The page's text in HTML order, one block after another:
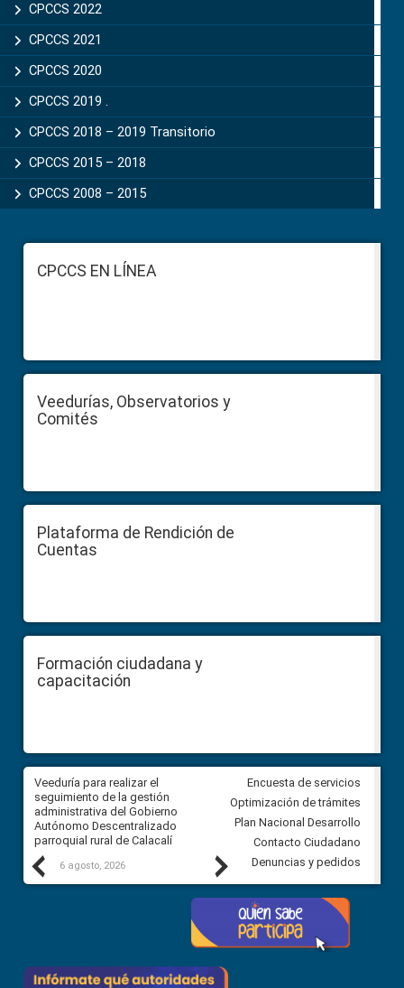
CPCCS 2022
CPCCS 2021
CPCCS 2020
CPCCS 2019 .
CPCCS 2018 – 2019 Transitorio
CPCCS 2015 – 2018
CPCCS 2008 – 2015
FooterCPCCS EN LÍNEA
Veedurías, Observatorios y
Comités
Plataforma de Rendición de
Cuentas
Formación ciudadana y
capacitación
Previous
Veeduría para realizar el
seguimiento de la gestión
administrativa del Gobierno
Autónomo Descentralizado
parroquial rural de Calacalí
6 agosto, 2026
Veeduría para vigilar los
derivados de la Audiencia
comunidad Urbina, parroquia
Carolina
5 agosto, 2026
Next
Encuesta de servicios
Optimización de trámites
Plan Nacional Desarrollo
Contacto Ciudadano
Denuncias y pedidos